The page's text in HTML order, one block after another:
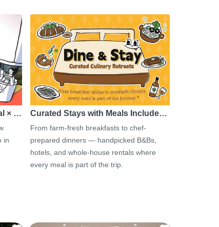
× …
in
Curated Stays with Meals Include…
From farm-fresh breakfasts to chef-
prepared dinners — handpicked B&Bs,
hotels, and whole-house rentals where
every meal is part of the trip.